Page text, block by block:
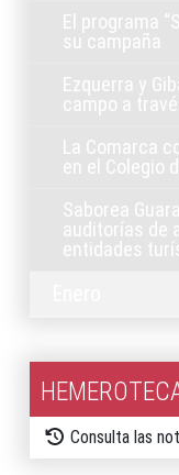
El programa
su campaña
Ezquerra y
campo a
La Comarca
en el Colegio
Saborea
auditorías de
entidades
Consulta las